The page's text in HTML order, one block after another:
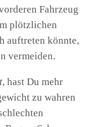
Fahrzeug
plötzlichen
auftreten könnte,
vermeiden.
, hast Du mehr
zu wahren